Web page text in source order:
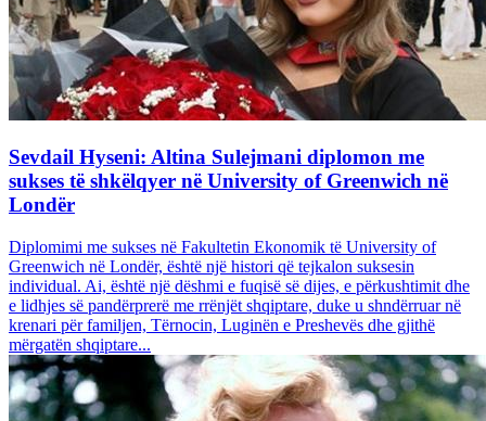
Sevdail Hyseni: Altina Sulejmani diplomon me
sukses të shkëlqyer në University of Greenwich në
Londër
Diplomimi me sukses në Fakultetin Ekonomik të University of
Greenwich në Londër, është një histori që tejkalon suksesin
individual. Ai, është një dëshmi e fuqisë së dijes, e përkushtimit dhe
e lidhjes së pandërprerë me rrënjët shqiptare, duke u shndërruar në
krenari për familjen, Tërnocin, Luginën e Preshevës dhe gjithë
mërgatën shqiptare...